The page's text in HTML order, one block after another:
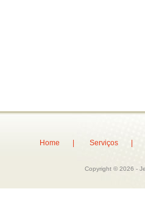
Home | Serviços |
Copyright © 2026 -